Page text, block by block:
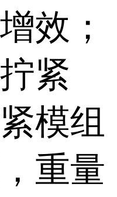
效；
紧
模组
重量